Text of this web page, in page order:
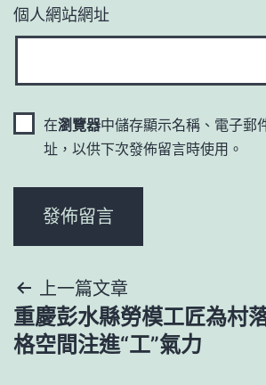
個人網站網址
在瀏覽器中儲存顯示名稱、電子郵
址，以供下次發佈留言時使用。
文
章
上一篇文章
重慶彭水縣勞模工匠為村
格空間注進“工”氣力